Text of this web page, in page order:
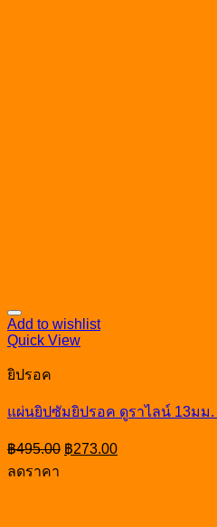
Add to wishlist
Quick View
ยิปรอค
แผ่นยิปซัมยิปรอค ดูราไลน์ 13มม
฿495.00 Original
price
฿273.00Current
price
ลดราคา